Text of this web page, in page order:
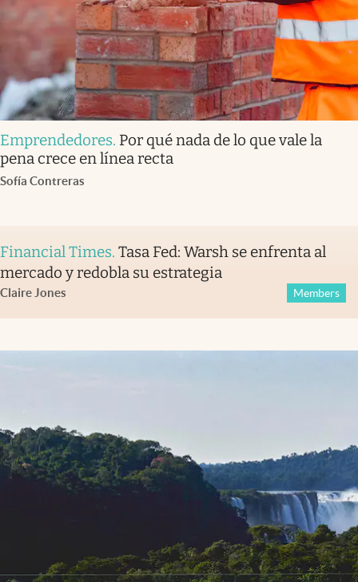
Emprendedores. Por qué nada de lo que vale la
pena crece en línea recta
Sofía Contreras
Financial Times. Tasa Fed: Warsh se enfrenta al
mercado y redobla su estrategia
Claire Jones Members